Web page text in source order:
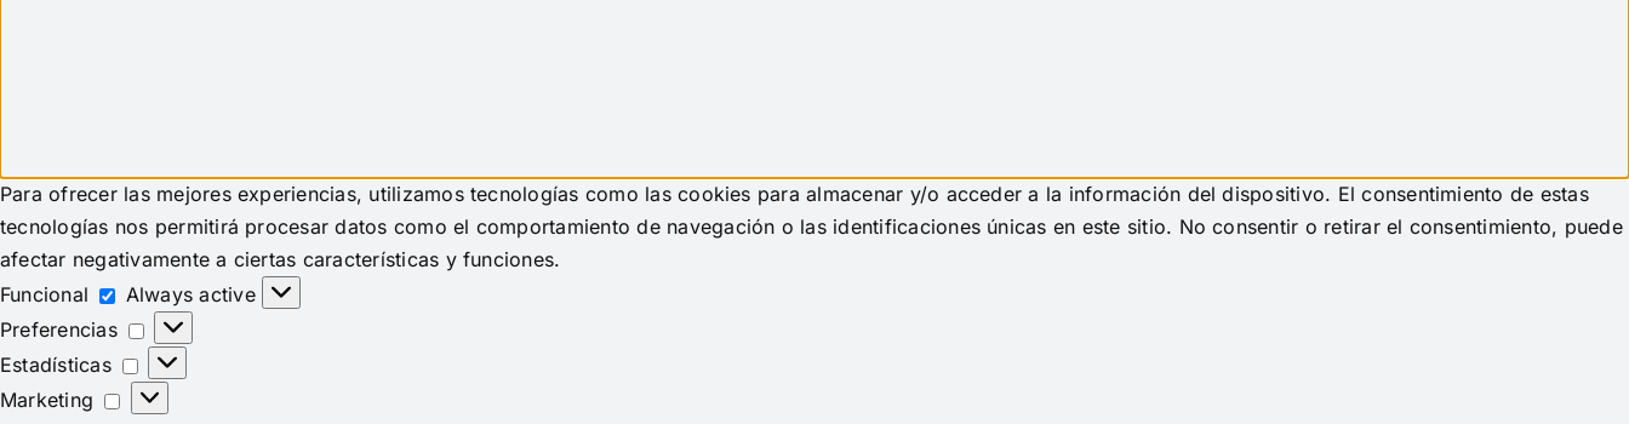
Para ofrecer las mejores experiencias, utilizamos tecnologías como las cookies para almacenar y/o acceder a la información del dispositivo. El consentimiento de estas
tecnologías nos permitirá procesar datos como el comportamiento de navegación o las identificaciones únicas en este sitio. No consentir o retirar el consentimiento, puede
afectar negativamente a ciertas características y funciones.
Funcional
Funcional
Always active
Preferencias
Preferencias
Estadísticas
Estadísticas
Marketing
Marketing